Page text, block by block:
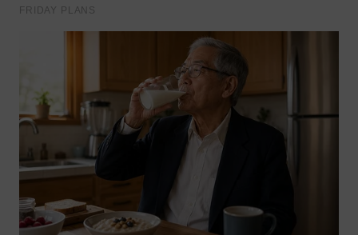
SULUT
MALUKU
WN
MALUT